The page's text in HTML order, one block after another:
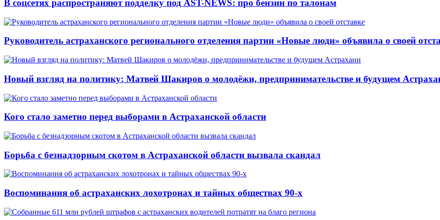
В соцсетях распространяют подделку под AST-NEWS: про бензин по талонам
Руководитель астраханского регионального отделения партии «Новые люди» объявила о своей
Новый взгляд на политику: Матвей Шакиров о молодёжи, предпринимательстве и будущем
Кого стало заметно перед выборами в Астраханской области
Борьба с безнадзорным скотом в Астраханской области вызвала скандал
Воспоминания об астраханских лохотронах и тайных обществах 90-х